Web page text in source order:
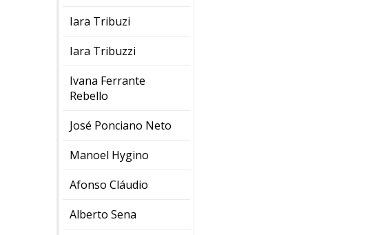
Iara Tribuzi
Iara Tribuzzi
Ivana Ferrante
Rebello
José Ponciano Neto
Manoel Hygino
Afonso Cláudio
Alberto Sena